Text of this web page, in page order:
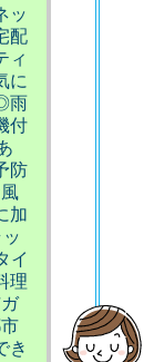
ッ
配
ィ
に
雨
付
防
加
イ
理
き